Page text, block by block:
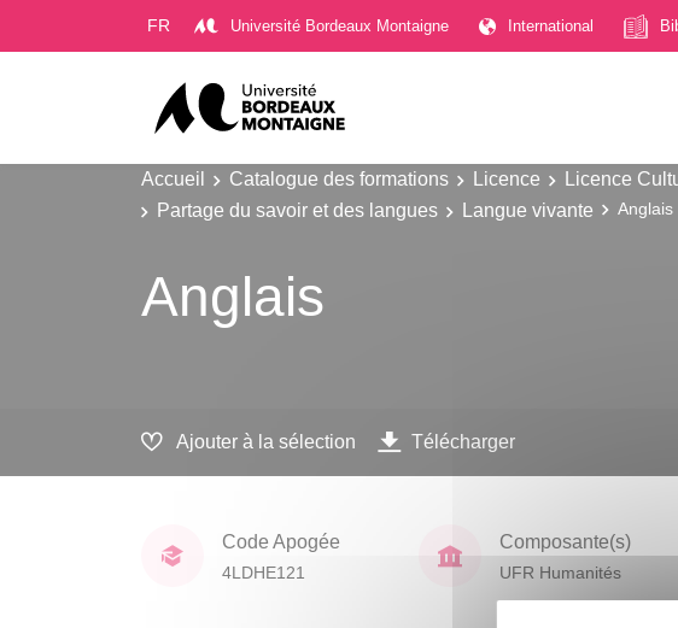
FR Université Bordeaux Montaigne International
Accueil Catalogue des formations Licence Licence
Partage du savoir et des langues
Langue vivante Anglais
Anglais
Ajouter à la sélection Télécharger
Code Apogée
4LDHE121
Composante(s)
UFR Humanités